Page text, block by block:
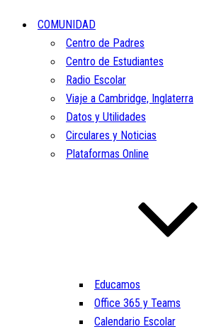
COMUNIDAD
Centro de Padres
Centro de Estudiantes
Radio Escolar
Viaje a Cambridge, Inglaterra
Datos y Utilidades
Circulares y Noticias
Plataformas Online
Educamos
Office 365 y Teams
Calendario Escolar